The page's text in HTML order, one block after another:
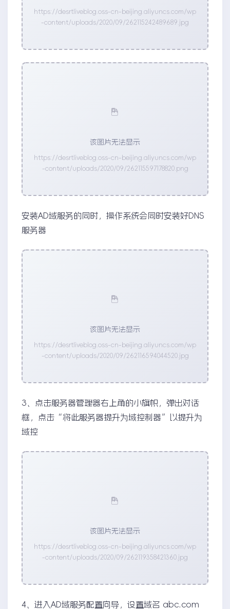
https://desrtliveblog.oss-cn-beijing.aliyuncs.com/wp
-content/uploads/2020/09/262115242489689.jpg
该图片无法显示
https://desrtliveblog.oss-cn-beijing.aliyuncs.com/wp
-content/uploads/2020/09/262115597178820.png
安装AD域服务的同时，操作系统会同时安装好DNS
服务器
该图片无法显示
https://desrtliveblog.oss-cn-beijing.aliyuncs.com/wp
-content/uploads/2020/09/262116594044520.jpg
3、点击服务器管理器右上角的小旗帜，弹出对话
框，点击“将此服务器提升为域控制器”以提升为
域控
该图片无法显示
https://desrtliveblog.oss-cn-beijing.aliyuncs.com/wp
-content/uploads/2020/09/262119358421360.jpg
4、进入AD域服务配置向导，设置域名 abc.com